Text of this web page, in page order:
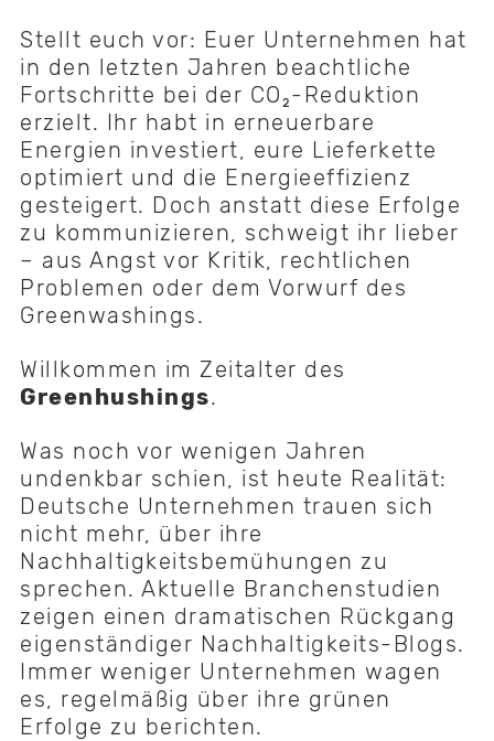
Stellt euch vor: Euer Unternehmen hat
in den letzten Jahren beachtliche
Fortschritte bei der CO₂-Reduktion
erzielt. Ihr habt in erneuerbare
Energien investiert, eure Lieferkette
optimiert und die Energieeffizienz
gesteigert. Doch anstatt diese Erfolge
zu kommunizieren, schweigt ihr lieber
– aus Angst vor Kritik, rechtlichen
Problemen oder dem Vorwurf des
Greenwashings.
Willkommen im Zeitalter des
Greenhushings.
Was noch vor wenigen Jahren
undenkbar schien, ist heute Realität:
Deutsche Unternehmen trauen sich
nicht mehr, über ihre
Nachhaltigkeitsbemühungen zu
sprechen. Aktuelle Branchenstudien
zeigen einen dramatischen Rückgang
eigenständiger Nachhaltigkeits-Blogs.
Immer weniger Unternehmen wagen
es, regelmäßig über ihre grünen
Erfolge zu berichten.